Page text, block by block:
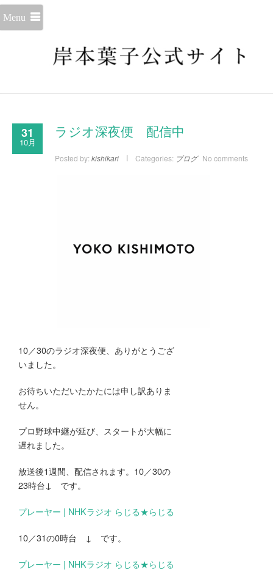
Menu
31
10月
ラジオ深夜便 配信中
Posted by: kishikari Categories: ブログ No comments
10／30のラジオ深夜便、ありがとうござ
いました。
お待ちいただいたかたには申し訳ありま
せん。
プロ野球中継が延び、スタートが大幅に
遅れました。
放送後1週間、配信されます。10／30の
23時台↓ です。
プレーヤー | NHKラジオ らじる★らじる
10／31の0時台 ↓ です。
プレーヤー | NHKラジオ らじる★らじる